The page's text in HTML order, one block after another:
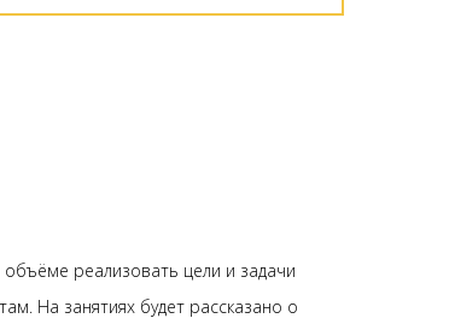
реализовать цели и задачи
На занятиях будет рассказано о